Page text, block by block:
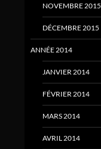
NOVEMBRE 2015
DÉCEMBRE 2015
ANNÉE 2014
JANVIER 2014
FÉVRIER 2014
MARS 2014
AVRIL 2014